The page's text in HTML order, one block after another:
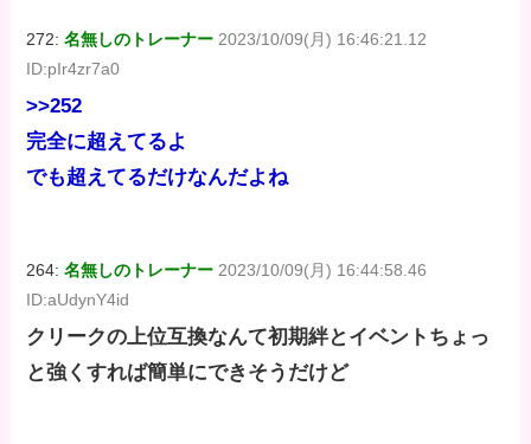
272:名無しのトレーナー 2023/10/09(月) 16:46:21.12
ID:pIr4zr7a0
>>252
完全に超えてるよ
でも超えてるだけなんだよね
264:名無しのトレーナー 2023/10/09(月) 16:44:58.46
ID:aUdynY4id
クリークの上位互換なんて初期絆とイベントちょっ
と強くすれば簡単にできそうだけど